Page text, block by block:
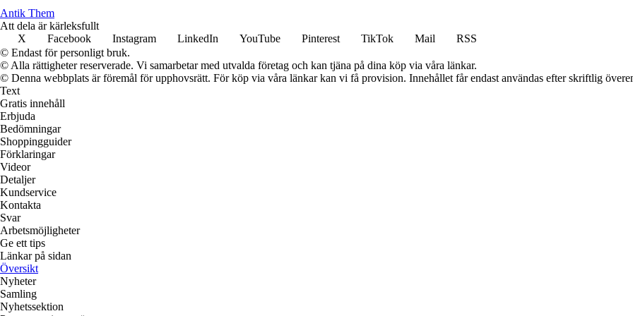
Antik Them
Att dela är kärleksfullt
X
Facebook Instagram LinkedIn YouTube Pinterest TikTok Mail
RSS
© Endast för personligt bruk.
© Alla rättigheter reserverade. Vi samarbetar med utvalda företag och kan tjäna på dina köp via våra länkar.
© Denna webbplats är föremål för upphovsrätt. För köp via våra länkar kan vi få provision. Innehållet får endast användas efter skriftlig
Text
Gratis innehåll
Erbjuda
Bedömningar
Shoppingguider
Förklaringar
Videor
Detaljer
Kundservice
Kontakta
Svar
Arbetsmöjligheter
Ge ett tips
Länkar på sidan
Översikt
Nyheter
Samling
Nyhetssektion